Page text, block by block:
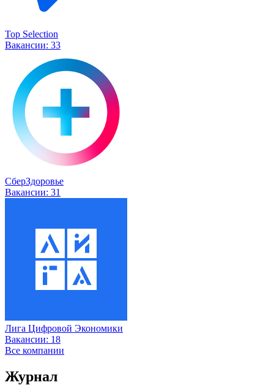
Top Selection
Вакансии: 33
СберЗдоровье
Вакансии: 31
Лига Цифровой Экономики
Вакансии: 18
Все компании
Журнал